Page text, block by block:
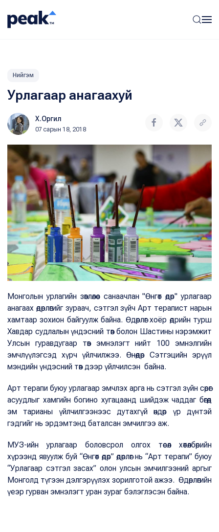
Нийгэм
Урлагаар анагаахуй
Х.Оргил
07 сарын 18, 2018
Монголын урлагийн зөвлөлөөс санаачлан "Өнгөт өдөр" урлагаар
анагаах өдөрлөгийг зураач, сэтгэл зүйч Арт терапист нарын
хамтаар зохион байгуулж байна. Өдөрлөг хоёр өдрийн турш
Хавдар судлалын үндэсний төв болон Шастины нэрэмжит
Улсын гуравдугаар төв эмнэлэгт нийт 100 эмнэлгийн
эмчлүүлэгсэд хүрч үйлчилжээ. Өнөөдөр Сэтгэцийн эрүүл
мэндийн үндэсний төв дээр үйлчилсэн байна.
Арт терапи буюу урлагаар эмчлэх арга нь сэтгэл зүйн сөрөг
асуудлыг хамгийн богино хугацаанд шийдэж чаддаг бөгөөд
эм тарианы үйлчилгээнээс дутахгүй өндөр үр дүнтэй
гэдгийг нь эрдэмтэнд баталсан эмчилгээ аж.
МУЗ-ийн урлагаар боловсрол олгох төсөл хөтөлбөрийн
хүрээнд явуулж буй “Өнгөт өдөр” өдөрлөг нь “Арт терапи” буюу
“Урлагаар сэтгэл засах” олон улсын эмчилгээний аргыг
Монголд түгээн дэлгэрүүлэх зорилготой ажээ. Өдөрлөгийн
үеэр гурван эмнэлэгт уран зураг бэлэглэсэн байна.